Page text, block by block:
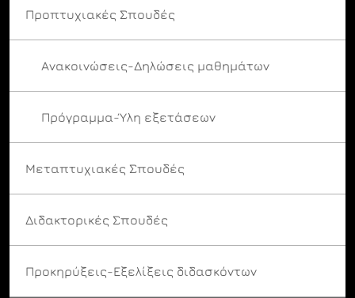
Προπτυχιακές Σπουδές
Ανακοινώσεις-Δηλώσεις μαθημάτων
Πρόγραμμα-Ύλη εξετάσεων
Μεταπτυχιακές Σπουδές
Διδακτορικές Σπουδές
Προκηρύξεις-Εξελίξεις διδασκόντων